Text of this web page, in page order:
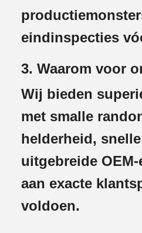
eindinspecties
3. Waarom voor
Wij bieden
met smalle
helderheid,
uitgebreide
aan exacte
voldoen.